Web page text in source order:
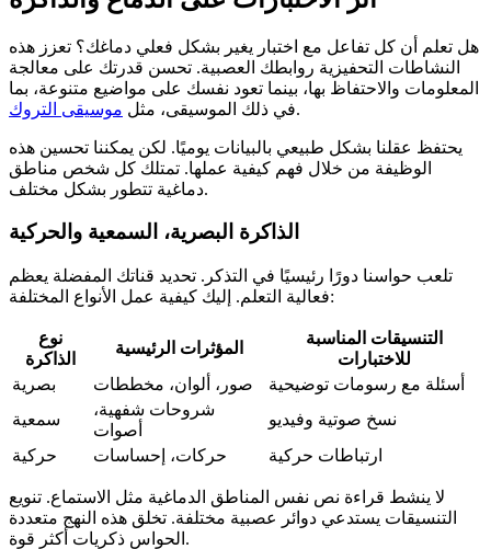
هل تعلم أن كل تفاعل مع اختبار يغير بشكل فعلي دماغك؟ تعزز هذه
النشاطات التحفيزية روابطك العصبية. تحسن قدرتك على معالجة
المعلومات والاحتفاظ بها، بينما تعود نفسك على مواضيع متنوعة، بما
في ذلك الموسيقى، مثل موسيقى التروك .
يحتفظ عقلنا بشكل طبيعي بالبيانات يوميًا. لكن يمكننا تحسين هذه
الوظيفة من خلال فهم كيفية عملها. تمتلك كل شخص مناطق
دماغية تتطور بشكل مختلف.
الذاكرة البصرية، السمعية والحركية
تلعب حواسنا دورًا رئيسيًا في التذكر. تحديد قناتك المفضلة يعظم
فعالية التعلم. إليك كيفية عمل الأنواع المختلفة:
نوع
الذاكرة
المؤثرات الرئيسية
التنسيقات المناسبة
للاختبارات
بصرية
صور، ألوان، مخططات
أسئلة مع رسومات توضيحية
سمعية
شروحات شفهية،
أصوات
نسخ صوتية وفيديو
حركية
حركات، إحساسات ارتباطات حركية
لا ينشط قراءة نص نفس المناطق الدماغية مثل الاستماع. تنويع
التنسيقات يستدعي دوائر عصبية مختلفة. تخلق هذه النهج متعددة
الحواس ذكريات أكثر قوة.